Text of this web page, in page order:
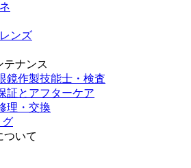
ンズ
テナンス
鏡作製技能士・検査
証とアフターケア
理・交換
グ
ついて